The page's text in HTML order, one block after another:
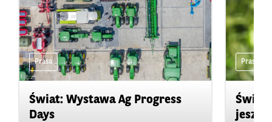
Prasa
Świat: Wystawa Ag Progress
Days
Prasa
Świat: